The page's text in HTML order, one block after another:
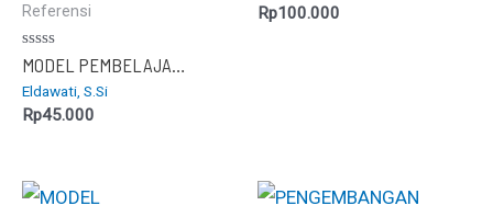
Referensi
Dinilai
0
dari
5
Eldawati, S.Si
Rp45.000
Rp100.000